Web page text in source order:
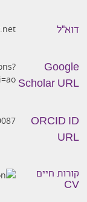
דוא״ל
Google
Scholar URL
ORCID ID
URL
קורות חיים
CV